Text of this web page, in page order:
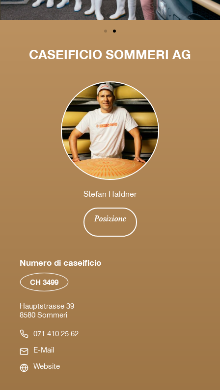
CASEIFICIO SOMMERI AG
Stefan Haldner
Posizione
Numero di caseificio
CH 3499
Hauptstrasse 39
8580 Sommeri
071 410 25 62
E-Mail
Website